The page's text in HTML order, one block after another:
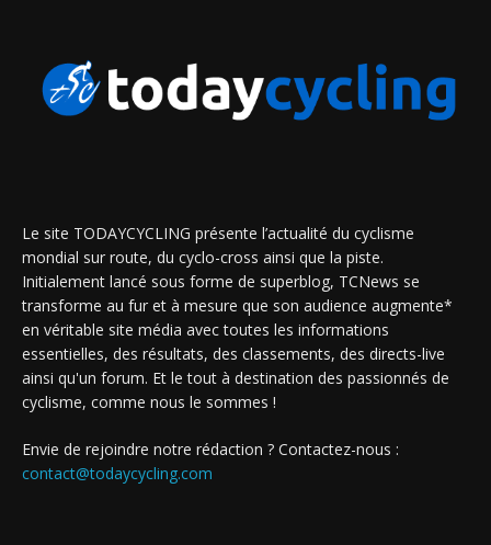
Le site TODAYCYCLING présente l’actualité du cyclisme
mondial sur route, du cyclo-cross ainsi que la piste.
Initialement lancé sous forme de superblog, TCNews se
transforme au fur et à mesure que son audience augmente*
en véritable site média avec toutes les informations
essentielles, des résultats, des classements, des directs-live
ainsi qu'un forum. Et le tout à destination des passionnés de
cyclisme, comme nous le sommes !
Envie de rejoindre notre rédaction ? Contactez-nous :
contact@todaycycling.com